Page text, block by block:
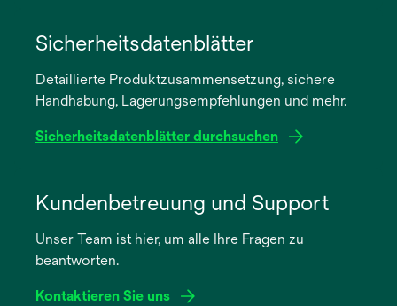
neuen
Registerkarte
Sicherheitsdatenblätter
Detaillierte Produktzusammensetzung, sichere
Handhabung, Lagerungsempfehlungen und mehr.
Sicherheitsdatenblätter durchsuchen
neuen
Registerkarte
Kundenbetreuung und Support
Unser Team ist hier, um alle Ihre Fragen zu
beantworten.
Kontaktieren Sie uns